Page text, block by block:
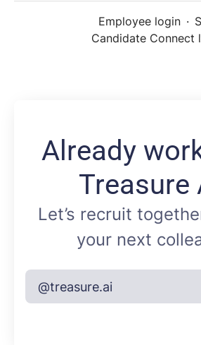
Employee login ·
Candidate Connect
Already
Treasure
Let’s recruit
your next
@treasure.ai